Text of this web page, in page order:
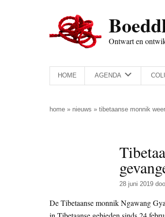
Ontwart en
HOME AGENDA
home » nieuws » tibetaanse monnik
28 juni 2019
De Tibetaanse monnik Ngawang